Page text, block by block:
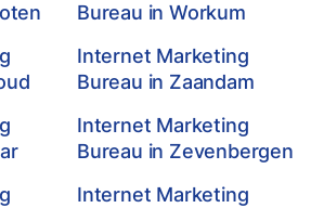
Bureau in Workum
Internet Marketing
Bureau in Zaandam
Internet Marketing
Bureau in Zevenbergen
Internet Marketing